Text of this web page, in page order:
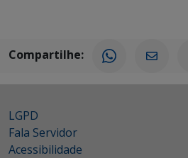
Compartilhe:
LGPD
Fala Servidor
Acessibilidade